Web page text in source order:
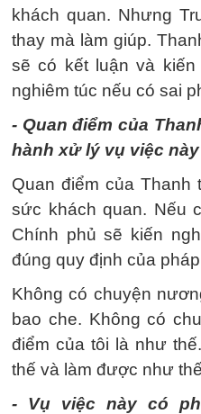
khách quan. Nhưng
thay mà làm giúp.
sẽ có kết luận và
nghiêm túc nếu có sai
- Quan điểm của
hành xử lý vụ việc
Quan điểm của Thanh
sức khách quan. Nếu
Chính phủ sẽ kiến
đúng quy định của
Không có chuyện
bao che. Không có
điểm của tôi là như
thế và làm được như
- Vụ việc này có